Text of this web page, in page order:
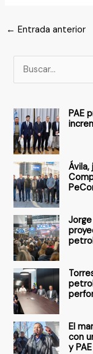
← Entrada anterior
u
c
a
r
o
r
:
PAE
El
con
y PAE